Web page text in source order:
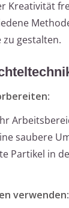
Kreativität
gestalten.
:
saubere
Partikel in
verwenden: